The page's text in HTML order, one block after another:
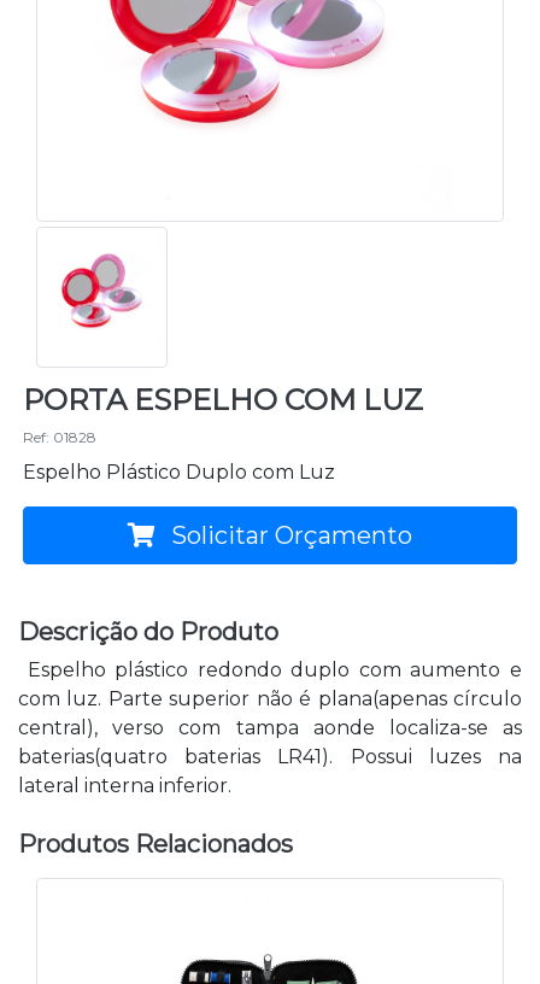
PORTA ESPELHO COM LUZ
Ref: 01828
Espelho Plástico Duplo com Luz
Solicitar Orçamento
Descrição do Produto
Espelho plástico redondo duplo com aumento e
com luz. Parte superior não é plana(apenas círculo
central), verso com tampa aonde localiza-se as
baterias(quatro baterias LR41). Possui luzes na
lateral interna inferior.
Produtos Relacionados